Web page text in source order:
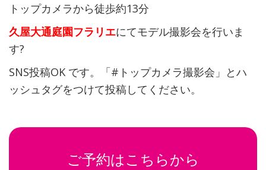
トップカメラから徒歩約13分
久屋大通庭園フラリエにてモデル撮影会を行いま
す?
SNS投稿OK です。「#トップカメラ撮影会」とハ
ッシュタグをつけて投稿してください。
ご予約はこちらから